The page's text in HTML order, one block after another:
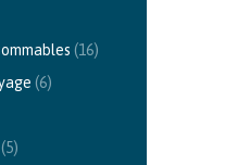
(16)
(6)
(5)